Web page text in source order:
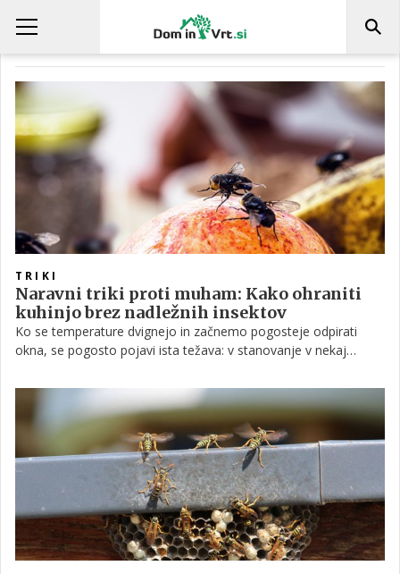
KAKO SE JIH ZNEBITI
TRIKI
Naravni triki proti muham: Kako ohraniti
kuhinjo brez nadležnih insektov
Ko se temperature dvignejo in začnemo pogosteje odpirati
okna, se pogosto pojavi ista težava: v stanovanje v nekaj
pomagajo preprosti triki, ki jih mnogi uporabljajo kot naravno
zaščito pred nadležnimi insekti.